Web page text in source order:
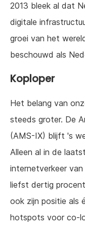
2013 bleek al dat
digitale
groei van het
beschouwd als
Koploper
Het belang van
steeds groter. De
(AMS-IX) blijft 's
Alleen al in de
internetverkeer
liefst dertig
ook zijn positie als
hotspots voor co-